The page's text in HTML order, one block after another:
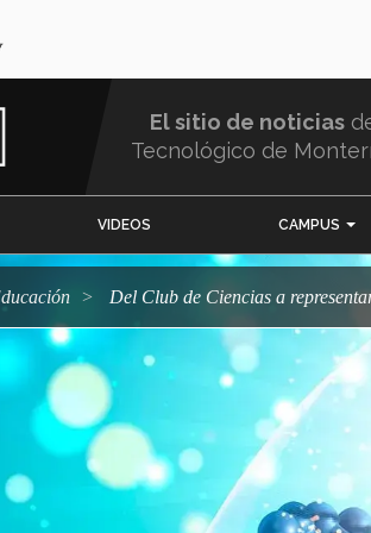
El sitio de noticias
Tecnológico de
VIDEOS CAMPUS
Educación Del Club de Ciencias a